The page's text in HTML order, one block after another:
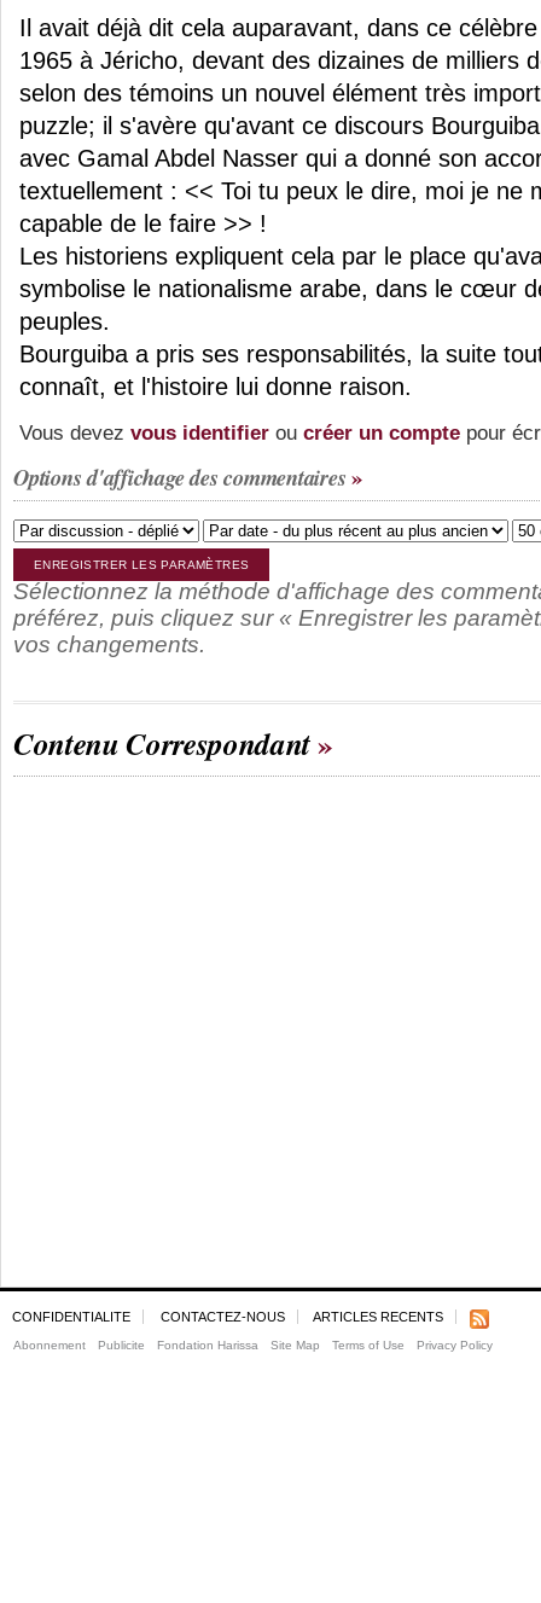
Il avait déjà dit cela auparavant, dans ce
1965 à Jéricho, devant des dizaines de milliers
selon des témoins un nouvel élément très
puzzle; il s'avère qu'avant ce discours
avec Gamal Abdel Nasser qui a donné son
textuellement : << Toi tu peux le dire, moi je ne
capable de le faire >> !
Les historiens expliquent cela par le place
symbolise le nationalisme arabe, dans le cœur
peuples.
Bourguiba a pris ses responsabilités, la suite
connaît, et l'histoire lui donne raison.
Vous devez vous identifier ou créer un compte pour
Options d'affichage des commentaires
Sélectionnez la méthode d'affichage des
préférez, puis cliquez sur « Enregistrer les
vos changements.
Contenu Correspondant
CONFIDENTIALITE CONTACTEZ-NOUS ARTICLES RECENTS
Abonnement Publicite Fondation Harissa Site Map Terms of Use Privacy Policy